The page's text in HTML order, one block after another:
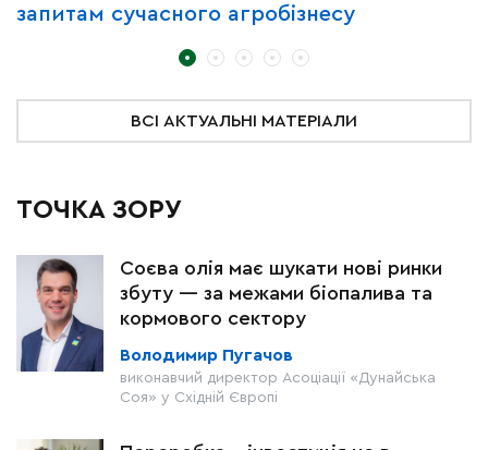
запитам сучасного агробізнесу
ВСІ АКТУАЛЬНІ МАТЕРІАЛИ
ТОЧКА ЗОРУ
Соєва олія має шукати нові ринки
збуту — за межами біопалива та
кормового сектору
Володимир Пугачов
виконавчий директор Асоціації «Дунайська
Соя» у Східній Європі